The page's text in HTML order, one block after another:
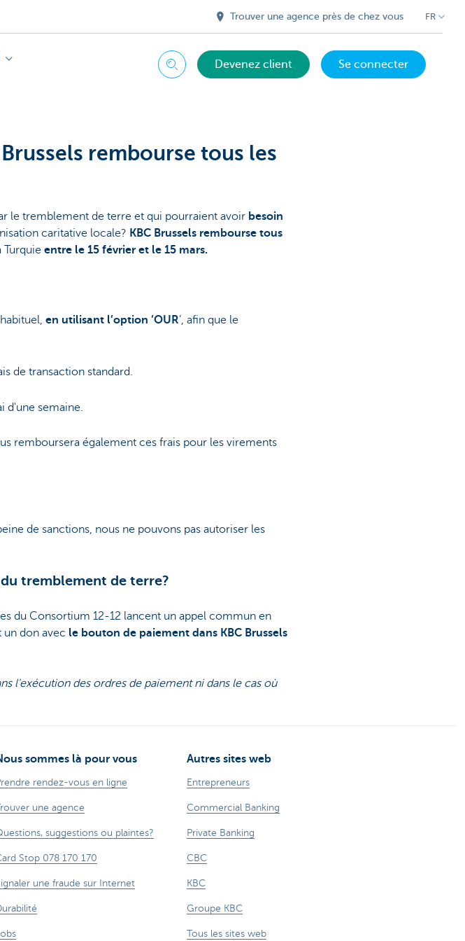
Trouver une agence près de chez vous FR
ChercherDevenez client Se connecter
rembourse tous les
le tremblement de terre et qui pourraient avoir besoin
caritative locale? KBC Brussels rembourse tous
entre le 15 février et le 15 mars.
en utilisant l’option ’OUR’, afin que le
de transaction standard.
d'une semaine.
remboursera également ces frais pour les virements
de sanctions, nous ne pouvons pas autoriser les
tremblement de terre?
du Consortium 12-12 lancent un appel commun en
un don avec le bouton de paiement dans KBC Brussels
l'exécution des ordres de paiement ni dans le cas où
sommes là pour vous
rendez-vous en ligne
une agence
suggestions ou plaintes?
Stop 078 170 170
une fraude sur Internet
Autres sites web
Entrepreneurs
Commercial Banking
Private Banking
CBC
KBC
Groupe KBC
Tous les sites web